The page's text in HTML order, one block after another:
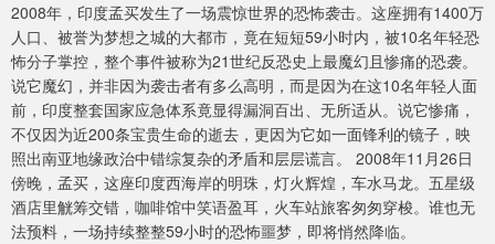
2008年，印度孟买发生了一场震惊世界的恐怖袭击。这座拥有1400万
人口、被誉为梦想之城的大都市，竟在短短59小时内，被10名年轻恐
怖分子掌控，整个事件被称为21世纪反恐史上最魔幻且惨痛的恐袭。
说它魔幻，并非因为袭击者有多么高明，而是因为在这10名年轻人面
前，印度整套国家应急体系竟显得漏洞百出、无所适从。说它惨痛，
不仅因为近200条宝贵生命的逝去，更因为它如一面锋利的镜子，映
照出南亚地缘政治中错综复杂的矛盾和层层谎言。 2008年11月26日
傍晚，孟买，这座印度西海岸的明珠，灯火辉煌，车水马龙。五星级
酒店里觥筹交错，咖啡馆中笑语盈耳，火车站旅客匆匆穿梭。谁也无
法预料，一场持续整整59小时的恐怖噩梦，即将悄然降临。